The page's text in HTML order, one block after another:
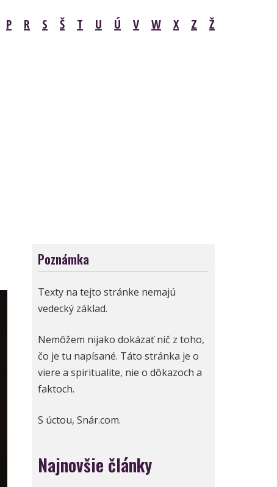
P R S Š T U Ú V W X Z Ž
Poznámka
Texty na tejto stránke nemajú
vedecký základ.
Nemôžem nijako dokázať nič z toho,
čo je tu napísané. Táto stránka je o
viere a spiritualite, nie o dôkazoch a
faktoch.
S úctou, Snár.com.
Najnovšie články